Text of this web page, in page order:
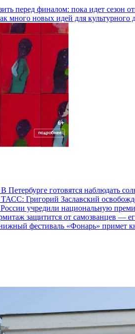
перед финалом: пока идет сезон
много новых идей для
Петербурге готовятся наблюдать
Григорий Заславский
учредили национальную
защитится от самозванцев —
фестиваль «Фонарь» примет